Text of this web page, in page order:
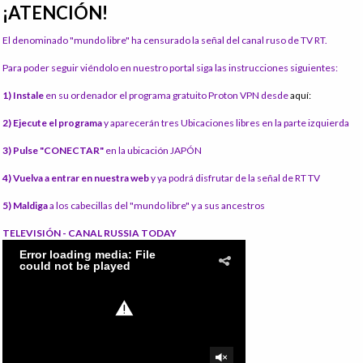
¡ATENCIÓN!
El denominado "mundo libre" ha censurado la señal del canal ruso de TV RT.
Para poder seguir viéndolo en nuestro portal siga las instrucciones siguientes:
1) Instale en su ordenador el programa gratuito Proton VPN desdeaquí:
2) Ejecute el programay aparecerán tres Ubicaciones libres en la parte izquierda
3) Pulse "CONECTAR" en la ubicación JAPÓN
4) Vuelva a entrar en nuestra weby ya podrá disfrutar de la señal de RT TV
5) Maldigaa los cabecillas del "mundo libre" y a sus ancestros
TELEVISIÓN - CANAL RUSSIA TODAY